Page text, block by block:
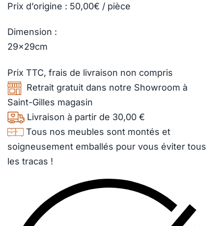
Prix d’origine : 50,00€ / pièce
Dimension :
29x29cm
Prix TTC, frais de livraison non compris
Retrait gratuit dans notre Showroom à
Saint-Gilles magasin
Livraison à partir de 30,00 €
Tous nos meubles sont montés et
soigneusement emballés pour vous éviter tous
les tracas !